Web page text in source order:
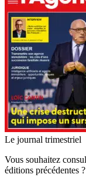
Le journal trimestriel
Vous souhaitez
éditions précédentes ?